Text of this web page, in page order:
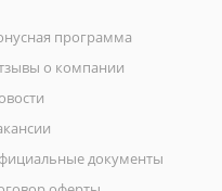
программа
о компании
документы